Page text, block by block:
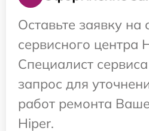
Оставьте заявку на
сервисного центра
Специалист
запрос для
работ ремонта
Hiper.